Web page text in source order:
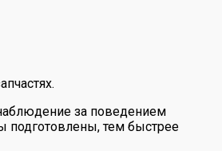
за поведением
подготовлены, тем быстрее